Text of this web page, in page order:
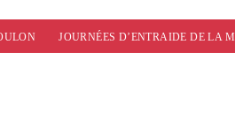
JOURNÉES D’ENTRAIDE DE LA